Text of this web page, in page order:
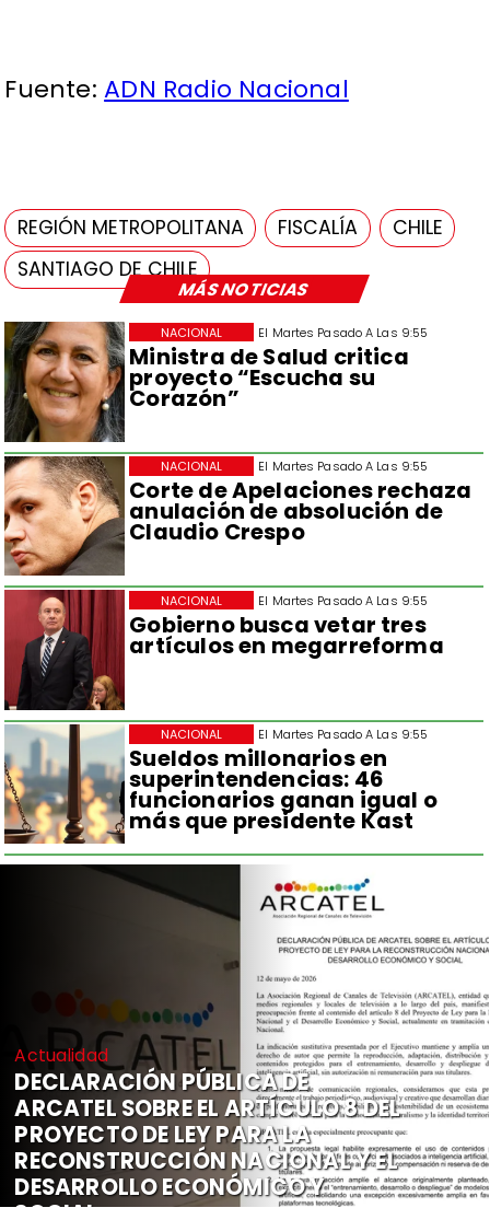
MÁS NOTICIAS
El Martes Pasado A Las 9:55
Ministra de Salud critica
proyecto “Escucha su
Corazón”
NACIONAL
El Martes Pasado A Las 9:55
Corte de Apelaciones rechaza
anulación de absolución de
Claudio Crespo
NACIONAL
El Martes Pasado A Las 9:55
Gobierno busca vetar tres
artículos en megarreforma
NACIONAL
El Martes Pasado A Las 9:55
Sueldos millonarios en
superintendencias: 46
funcionarios ganan igual o
más que presidente Kast
NACIONAL
Fuente:ADN Radio Nacional
REGIÓN METROPOLITANA FISCALÍA
CHILE
SANTIAGO DE CHILE
Actualidad
DECLARACIÓN PÚBLICA DE
ARCATEL SOBRE EL ARTÍCULO 8 DEL
PROYECTO DE LEY PARA LA
RECONSTRUCCIÓN NACIONAL Y EL
DESARROLLO ECONÓMICO Y
SOCIAL